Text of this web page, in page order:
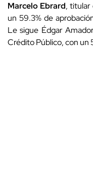
Marcelo Ebrard, titular
un 59.3% de
Le sigue Édgar
Crédito Público, con un